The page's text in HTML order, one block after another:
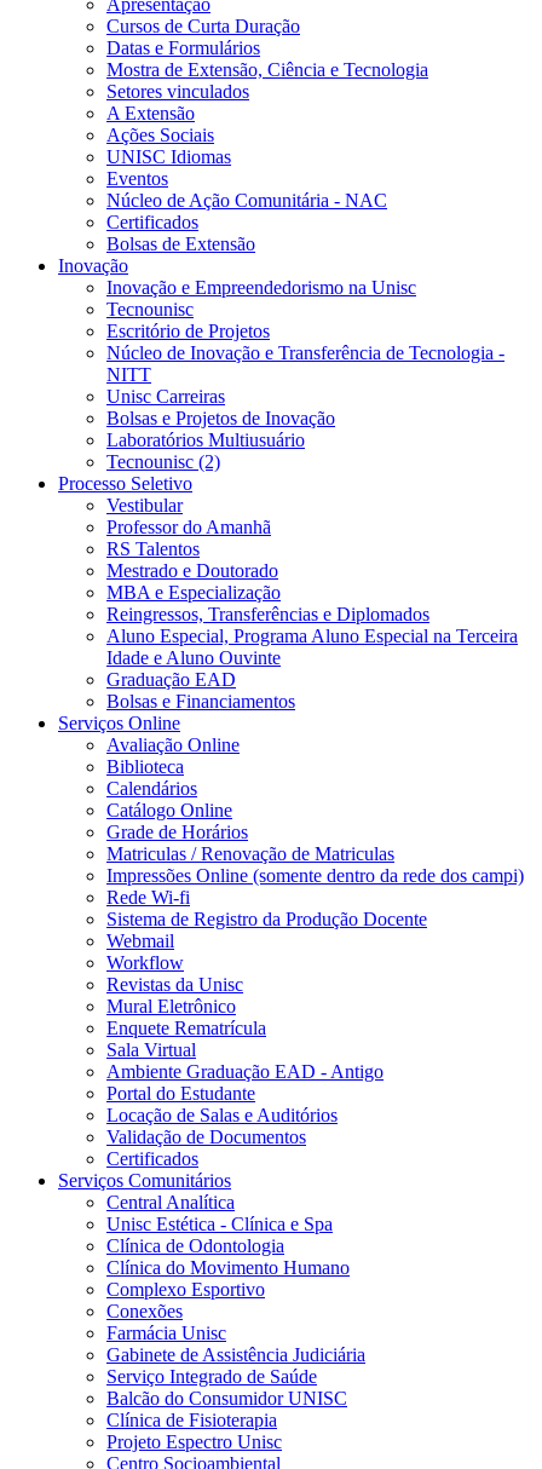
Apresentação
Cursos de Curta Duração
Datas e Formulários
Mostra de Extensão, Ciência e Tecnologia
Setores vinculados
A Extensão
Ações Sociais
UNISC Idiomas
Eventos
Núcleo de Ação Comunitária - NAC
Certificados
Bolsas de Extensão
Inovação
Inovação e Empreendedorismo na Unisc
Tecnounisc
Escritório de Projetos
Núcleo de Inovação e Transferência de Tecnologia -
NITT
Unisc Carreiras
Bolsas e Projetos de Inovação
Laboratórios Multiusuário
Tecnounisc (2)
Processo Seletivo
Vestibular
Professor do Amanhã
RS Talentos
Mestrado e Doutorado
MBA e Especialização
Reingressos, Transferências e Diplomados
Aluno Especial, Programa Aluno Especial na Terceira
Idade e Aluno Ouvinte
Graduação EAD
Bolsas e Financiamentos
Serviços Online
Avaliação Online
Biblioteca
Calendários
Catálogo Online
Grade de Horários
Matriculas / Renovação de Matriculas
Impressões Online (somente dentro da rede dos campi)
Rede Wi-fi
Sistema de Registro da Produção Docente
Webmail
Workflow
Revistas da Unisc
Mural Eletrônico
Enquete Rematrícula
Sala Virtual
Ambiente Graduação EAD - Antigo
Portal do Estudante
Locação de Salas e Auditórios
Validação de Documentos
Certificados
Serviços Comunitários
Central Analítica
Unisc Estética - Clínica e Spa
Clínica de Odontologia
Clínica do Movimento Humano
Complexo Esportivo
Conexões
Farmácia Unisc
Gabinete de Assistência Judiciária
Serviço Integrado de Saúde
Balcão do Consumidor UNISC
Clínica de Fisioterapia
Projeto Espectro Unisc
Centro Socioambiental